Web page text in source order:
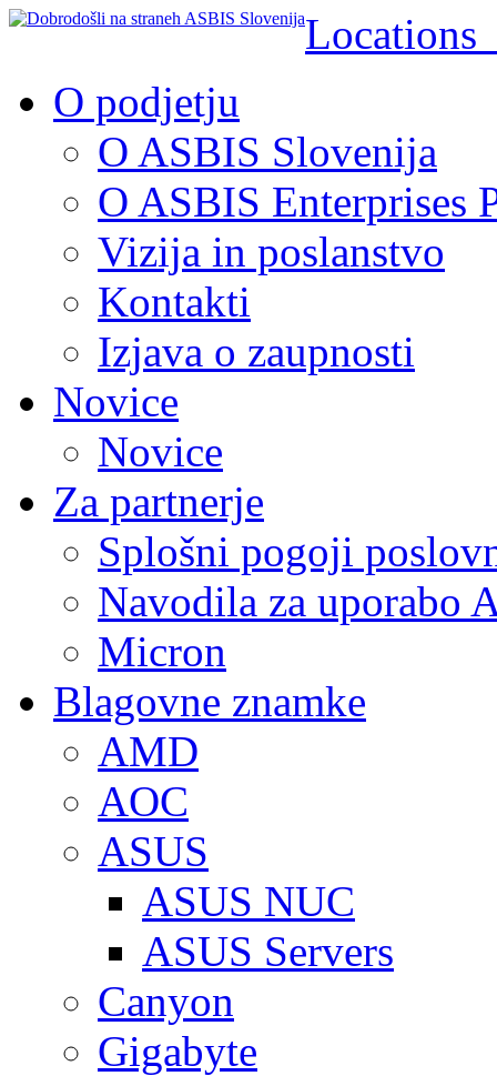
O podjetju
O ASBIS Slovenija
O ASBIS Enterprises
Vizija in poslanstvo
Kontakti
Izjava o zaupnosti
Novice
Novice
Za partnerje
Splošni pogoji
Navodila za uporabo
Micron
Blagovne znamke
AMD
AOC
ASUS
ASUS NUC
ASUS Servers
Canyon
Gigabyte